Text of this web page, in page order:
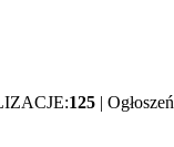
125 |